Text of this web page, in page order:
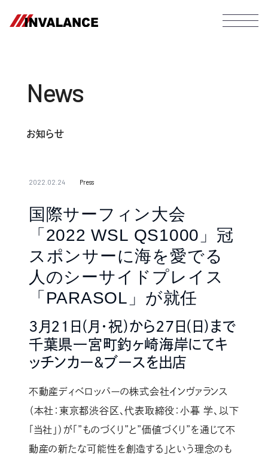
News
お知らせ
2022.02.24 Press
国際サーフィン大会
「2022 WSL QS1000」冠
スポンサーに海を愛でる
人のシーサイドプレイス
「PARASOL」が就任
3月21日(月・祝)から27日(日)まで
千葉県一宮町釣ヶ崎海岸にてキ
ッチンカー&ブースを出店
不動産ディベロッパーの株式会社インヴァランス
（本社：東京都渋谷区、代表取締役：小暮 学、以下
「当社」）が「”ものづくり”と”価値づくり”を通じて不
動産の新たな可能性を創造する」という理念のも